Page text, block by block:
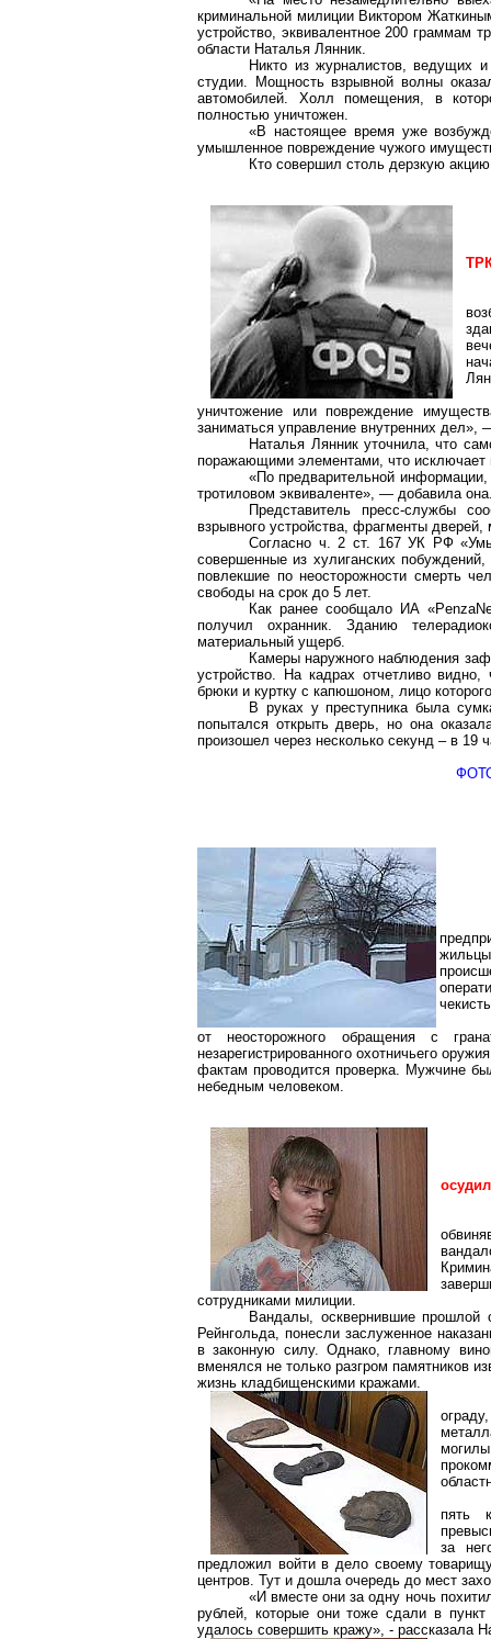
криминальной милиции Виктором
устройство, эквивалентное 200 граммам
области Наталья Лянник.
Никто из журналистов, ведущих
студии. Мощность взрывной волны
автомобилей. Холл помещения, в
полностью уничтожен.
«В настоящее время уже
умышленное повреждение чужого
Кто совершил столь дерзкую
уничтожение или повреждение
заниматься управление внутренних дел»,
Наталья Лянникуточнила, что
поражающими элементами, что исключает
«По предварительной
тротиловом эквиваленте», — добавила
Представитель пресс-службы
взрывного устройства, фрагменты
Согласно ч. 2 ст. 167 УК РФ
совершенные из хулиганских
повлекшие по неосторожности смерть
свободы на срок до 5 лет.
Как ранее сообщало ИА «
получил охранник. Зданию
материальный ущерб.
Камеры наружного наблюдения
устройство. На кадрах отчетливо
брюки и куртку с капюшоном, лицо
В руках у преступника была
попытался открыть дверь, но она
произошел через несколько секунд – в 19
от неосторожного обращения с
незарегистрированного охотничьего
фактам проводится проверка. Мужчине
небедным человеком.
сотрудниками милиции.
Вандалы, осквернившие прошлой
Рейнгольда, понесли заслуженное
в законную силу. Однако, главному
вменялся не только разгром памятников
жизнь кладбищенскими кражами.
пять
за
предложил войти в дело своему
центров. Тут и дошла очередь до мест
«И вместе они за одну ночь
рублей, которые они тоже сдали в
удалось совершить кражу», - рассказала